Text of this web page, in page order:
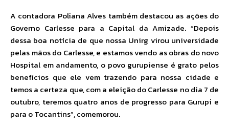
A contadora Poliana Alves também destacou as ações do
Governo Carlesse para a Capital da Amizade. “Depois
dessa boa notícia de que nossa Unirg virou universidade
pelas mãos do Carlesse, e estamos vendo as obras do novo
Hospital em andamento, o povo gurupiense é grato pelos
benefícios que ele vem trazendo para nossa cidade e
temos a certeza que, com a eleição do Carlesse no dia 7 de
outubro, teremos quatro anos de progresso para Gurupi e
para o Tocantins”, comemorou.